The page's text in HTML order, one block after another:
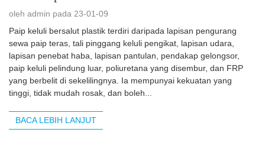
oleh admin pada 23-01-09
Paip keluli bersalut plastik terdiri daripada lapisan pengurang
sewa paip teras, tali pinggang keluli pengikat, lapisan udara,
lapisan penebat haba, lapisan pantulan, pendakap gelongsor,
paip keluli pelindung luar, poliuretana yang disembur, dan FRP
yang berbelit di sekelilingnya. Ia mempunyai kekuatan yang
tinggi, tidak mudah rosak, dan boleh...
BACA LEBIH LANJUT